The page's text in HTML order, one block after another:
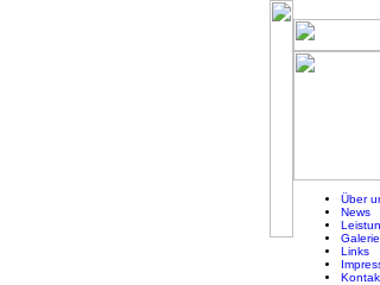
Über
News
Galerie
Links